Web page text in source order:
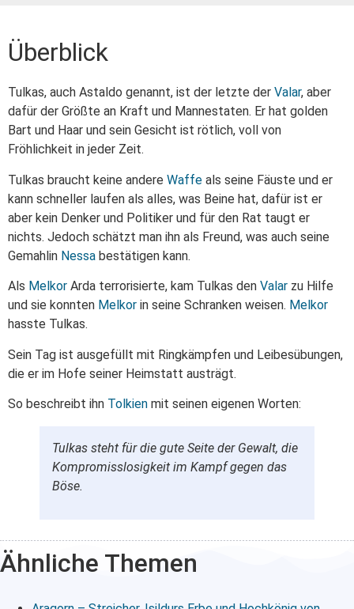
Überblick
Tulkas, auch Astaldo genannt, ist der letzte der Valar, aber
dafür der Größte an Kraft und Mannestaten. Er hat golden
Bart und Haar und sein Gesicht ist rötlich, voll von
Fröhlichkeit in jeder Zeit.
Tulkas braucht keine andere Waffe als seine Fäuste und er
kann schneller laufen als alles, was Beine hat, dafür ist er
aber kein Denker und Politiker und für den Rat taugt er
nichts. Jedoch schätzt man ihn als Freund, was auch seine
Gemahlin Nessa bestätigen kann.
Als Melkor Arda terrorisierte, kam Tulkas den Valar zu Hilfe
und sie konnten Melkor in seine Schranken weisen. Melkor
hasste Tulkas.
Sein Tag ist ausgefüllt mit Ringkämpfen und Leibesübungen,
die er im Hofe seiner Heimstatt austrägt.
So beschreibt ihn Tolkien mit seinen eigenen Worten:
Tulkas steht für die gute Seite der Gewalt, die
Kompromisslosigkeit im Kampf gegen das
Böse.
Ähnliche Themen